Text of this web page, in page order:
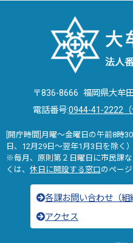
〒836-8666 福岡県大牟
電話番号:0944-41-2222（
[開庁時間]月曜～金曜日の午前8時
日、12月29日～翌年1月3日を除く）
※毎月、原則第２日曜日に市民課
くは、 休日に開設する窓口のペー
各課お問い合わせ（組
アクセス